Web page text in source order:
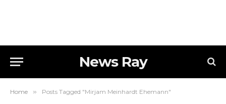
News Ray
Home » Posts Tagged "Mirjam Meinhardt Ehemann"